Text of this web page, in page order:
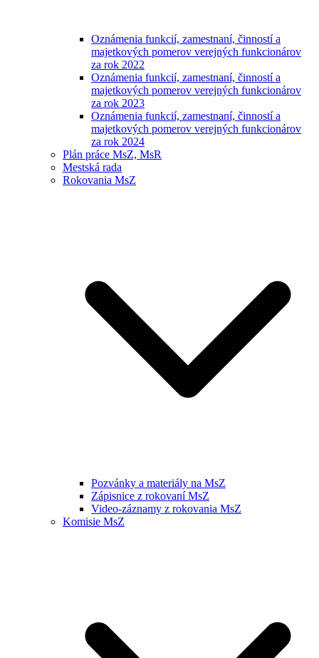
Oznámenia funkcií, zamestnaní, činností a
majetkových pomerov verejných funkcionárov
za rok 2022
Oznámenia funkcií, zamestnaní, činností a
majetkových pomerov verejných funkcionárov
za rok 2023
Oznámenia funkcií, zamestnaní, činností a
majetkových pomerov verejných funkcionárov
za rok 2024
Plán práce MsZ, MsR
Mestská rada
Rokovania MsZ
Pozvánky a materiály na MsZ
Zápisnice z rokovaní MsZ
Video-záznamy z rokovania MsZ
Komisie MsZ